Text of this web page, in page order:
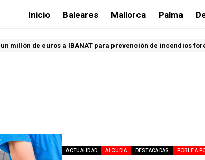
Inicio Baleares Mallorca Palma
un millón de euros a IBANAT para prevención de incendios
ACTUALIDAD ALCUDIA DESTACADAS POBLE A